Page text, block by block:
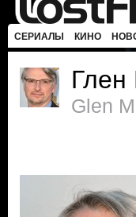
СЕРИАЛЫ КИНО
Глен
Glen